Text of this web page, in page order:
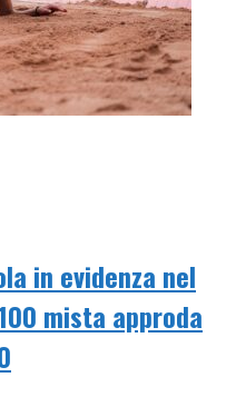
in evidenza nel
mista approda